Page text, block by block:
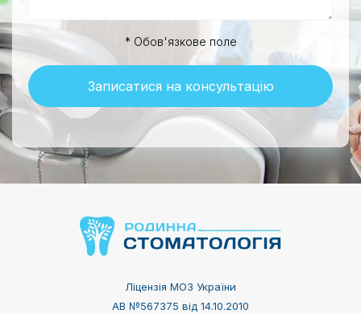
* Обов'язкове поле
Записатися на консультацію
Ліцензія МОЗ України
АВ №567375 від 14.10.2010